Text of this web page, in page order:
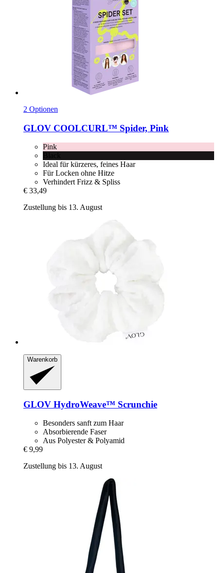
2 Optionen
GLOV COOLCURL™ Spider, Pink
Pink
Black
Ideal für kürzeres, feines Haar
Für Locken ohne Hitze
Verhindert Frizz & Spliss
€ 33,49
Zustellung bis 13. August
Warenkorb
GLOV HydroWeave™ Scrunchie
Besonders sanft zum Haar
Absorbierende Faser
Aus Polyester & Polyamid
€ 9,99
Zustellung bis 13. August